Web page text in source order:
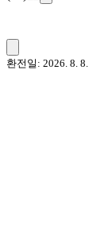
환전일: 2026. 8. 8.